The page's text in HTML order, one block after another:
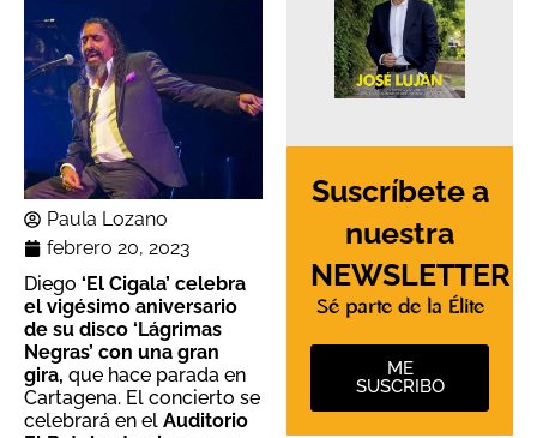
Paula Lozano
febrero 20, 2023
Diego ‘El Cigala’ celebra
el vigésimo aniversario
de su disco ‘Lágrimas
Negras’ con una gran
gira, que hace parada en
Cartagena. El concierto se
celebrará en el Auditorio
Suscríbete a
nuestra
NEWSLETTER
Sé parte de la Élite
ME
SUSCRIBO